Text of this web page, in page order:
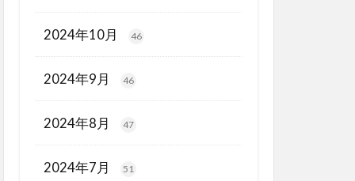
2024年10月 46
2024年9月 46
2024年8月 47
2024年7月 51